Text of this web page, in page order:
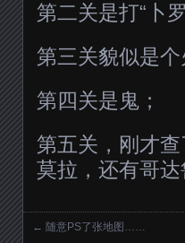
第二关是打“卜
第三关貌似是
第四关是鬼；
第五关，刚才
莫拉，还有哥
← 随意PS了张地图……